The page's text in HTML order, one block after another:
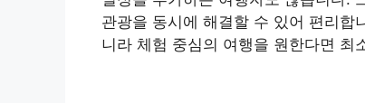
관광을 동시에 해결할 수 있어 편리합
니라 체험 중심의 여행을 원한다면